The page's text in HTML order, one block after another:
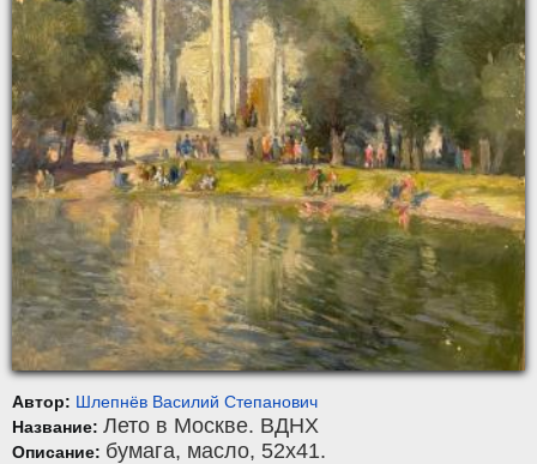
Автор: Шлепнёв Василий Степанович
Название: Лето в Москве. ВДНХ
Описание: бумага, масло, 52x41.